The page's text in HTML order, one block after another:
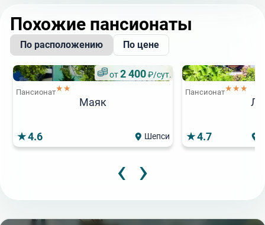
Похожие пансионаты
По расположению По цене
от2 400₽/сут.
Пансионат★★
Маяк
4.6 Шепси
Пансионат★★★
4.7
‹ ›
Популярный
Прометей плюс